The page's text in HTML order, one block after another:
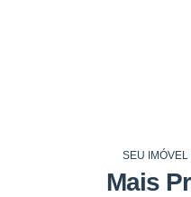
SEU IMÓVEL
Mais